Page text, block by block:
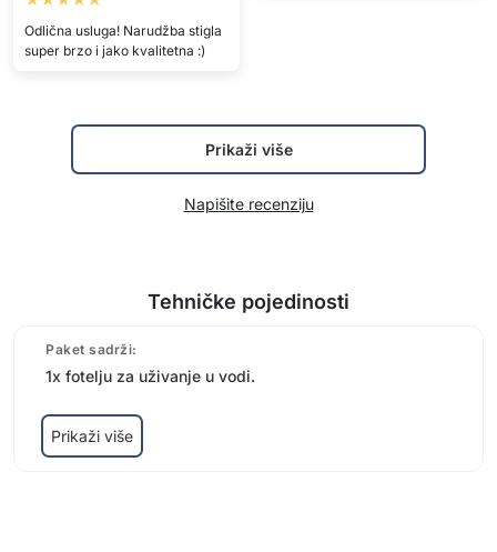
Odlična usluga! Narudžba stigla
super brzo i jako kvalitetna :)
Prikaži više
Napišite recenziju
Tehničke pojedinosti
Paket sadrži:
1x fotelju za uživanje u vodi.
Prikaži više